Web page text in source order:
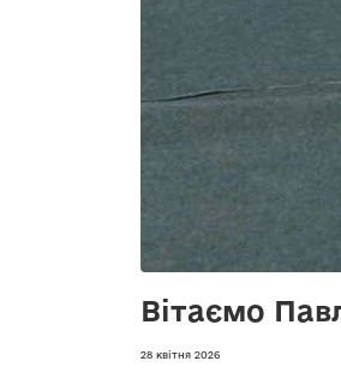
Вітаємо
28 квітня 2026